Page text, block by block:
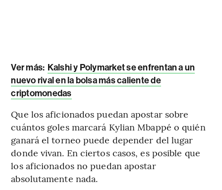
Ver más: Kalshi y Polymarket se enfrentan a un
nuevo rival en la bolsa más caliente de
criptomonedas
Que los aficionados puedan apostar sobre
cuántos goles marcará Kylian Mbappé o quién
ganará el torneo puede depender del lugar
donde vivan. En ciertos casos, es posible que
los aficionados no puedan apostar
absolutamente nada.